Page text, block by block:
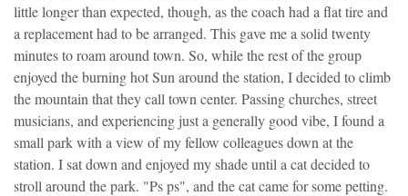
little longer than expected, though, as the coach had a flat tire and
a replacement had to be arranged. This gave me a solid twenty
minutes to roam around town. So, while the rest of the group
enjoyed the burning hot Sun around the station, I decided to climb
the mountain that they call town center. Passing churches, street
musicians, and experiencing just a generally good vibe, I found a
small park with a view of my fellow colleagues down at the
station. I sat down and enjoyed my shade until a cat decided to
stroll around the park. "Ps ps", and the cat came for some petting.